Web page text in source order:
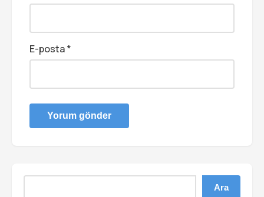
E-posta*
Ara